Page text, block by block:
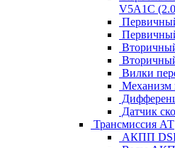
V5A1C
Вилки
Механизм
Датчик
Трансмиссия АТ
АКПП